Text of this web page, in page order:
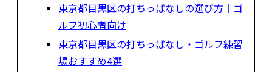
東京都目黒区の打ちっぱなしの選び方｜ゴ
ルフ初心者向け
東京都目黒区の打ちっぱなし・ゴルフ練習
場おすすめ4選